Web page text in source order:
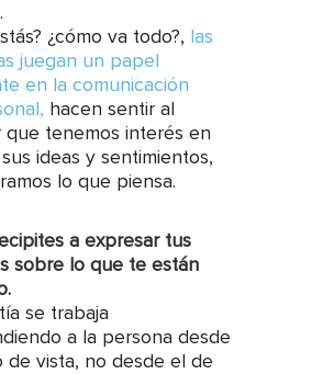
¿cómo va todo?, las
juegan un papel
en la comunicación
hacen sentir al
que tenemos interés en
ideas y sentimientos,
lo que piensa.
a expresar tus
sobre lo que te están
se trabaja
a la persona desde
de vista, no desde el de